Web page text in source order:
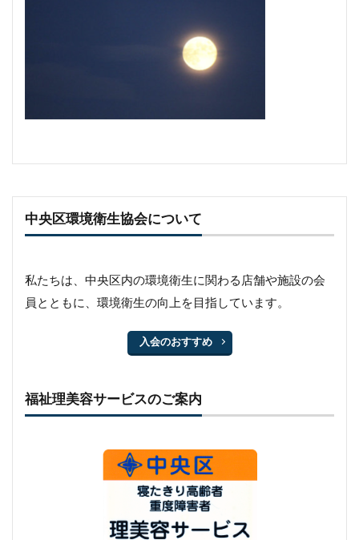
中央区環境衛生協会について
私たちは、中央区内の環境衛生に関わる店舗や施設の会
員とともに、環境衛生の向上を目指しています。
入会のおすすめ
福祉理美容サービスのご案内